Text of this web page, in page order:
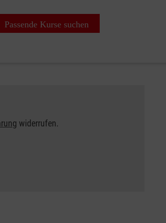
Passende Kurse suchen
widerrufen.